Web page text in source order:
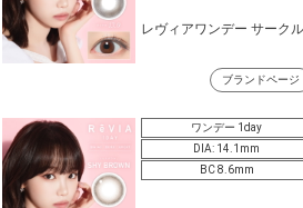
レヴィアワンデー サーク
ブランドページ
ワンデー 1day
DIA: 14.1mm
BC 8.6mm